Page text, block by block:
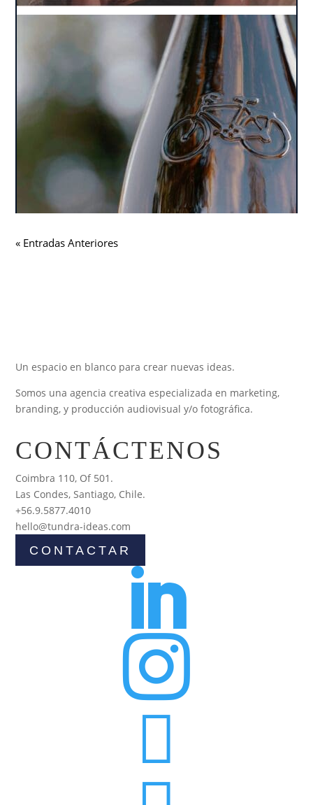
« Entradas Anteriores
Un espacio en blanco para crear nuevas ideas.
Somos una agencia creativa especializada en marketing,
branding, y producción audiovisual y/o fotográfica.
CONTÁCTENOS
Coimbra 110, Of 501.
Las Condes, Santiago, Chile.
+56.9.5877.4010
hello@tundra-ideas.com
CONTACTAR


